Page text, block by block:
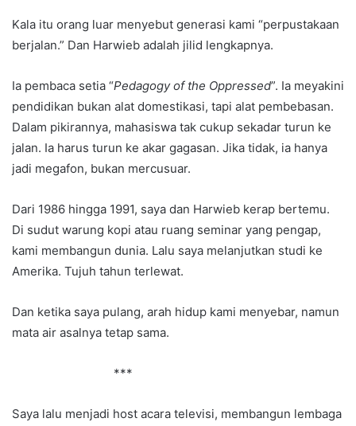
Kala itu orang luar menyebut generasi kami “perpustakaan
berjalan.” Dan Harwieb adalah jilid lengkapnya.
Ia pembaca setia “Pedagogy of the Oppressed”. Ia meyakini
pendidikan bukan alat domestikasi, tapi alat pembebasan.
Dalam pikirannya, mahasiswa tak cukup sekadar turun ke
jalan. Ia harus turun ke akar gagasan. Jika tidak, ia hanya
jadi megafon, bukan mercusuar.
Dari 1986 hingga 1991, saya dan Harwieb kerap bertemu.
Di sudut warung kopi atau ruang seminar yang pengap,
kami membangun dunia. Lalu saya melanjutkan studi ke
Amerika. Tujuh tahun terlewat.
Dan ketika saya pulang, arah hidup kami menyebar, namun
mata air asalnya tetap sama.
***
Saya lalu menjadi host acara televisi, membangun lembaga